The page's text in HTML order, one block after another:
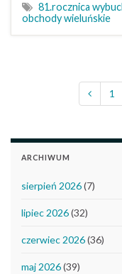
81.rocznica
obchody wieluńskie
1
ARCHIWUM
sierpień 2026(7)
lipiec 2026(32)
czerwiec 2026(36)
maj 2026(39)